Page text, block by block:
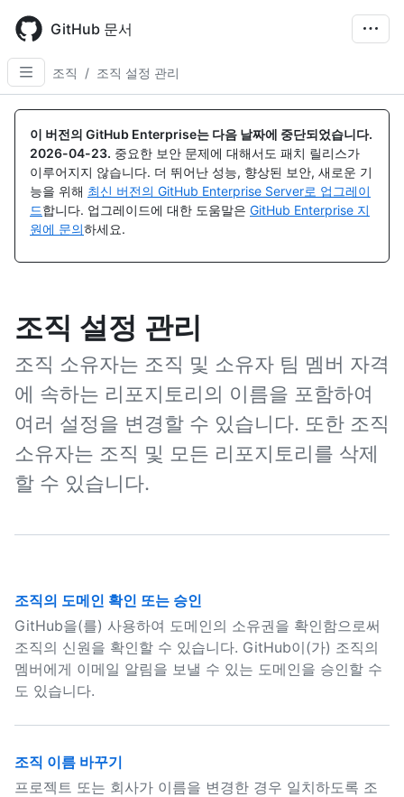
main
content
GitHub 문서
조직 / 조직 설정 관리
이 버전의 GitHub Enterprise는 다음 날짜에 중단되었습니다.
2026-04-23. 중요한 보안 문제에 대해서도 패치 릴리스가
이루어지지 않습니다. 더 뛰어난 성능, 향상된 보안, 새로운 기
능을 위해 최신 버전의 GitHub Enterprise Server로 업그레이
드합니다. 업그레이드에 대한 도움말은 GitHub Enterprise 지
원에 문의하세요.
조직 설정 관리
조직 소유자는 조직 및 소유자 팀 멤버 자격
에 속하는 리포지토리의 이름을 포함하여
여러 설정을 변경할 수 있습니다. 또한 조직
소유자는 조직 및 모든 리포지토리를 삭제
할 수 있습니다.
조직의 도메인 확인 또는 승인
GitHub을(를) 사용하여 도메인의 소유권을 확인함으로써
조직의 신원을 확인할 수 있습니다. GitHub이(가) 조직의
멤버에게 이메일 알림을 보낼 수 있는 도메인을 승인할 수
도 있습니다.
조직 이름 바꾸기
프로젝트 또는 회사가 이름을 변경한 경우 일치하도록 조